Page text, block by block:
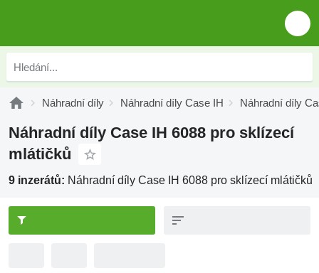
Náhradní díly Náhradní díly Case IH Náhradní díly
Náhradní díly Case IH 6088 pro sklízecí
mlátičků
9 inzerátů: Náhradní díly Case IH 6088 pro sklízecí mlátičků